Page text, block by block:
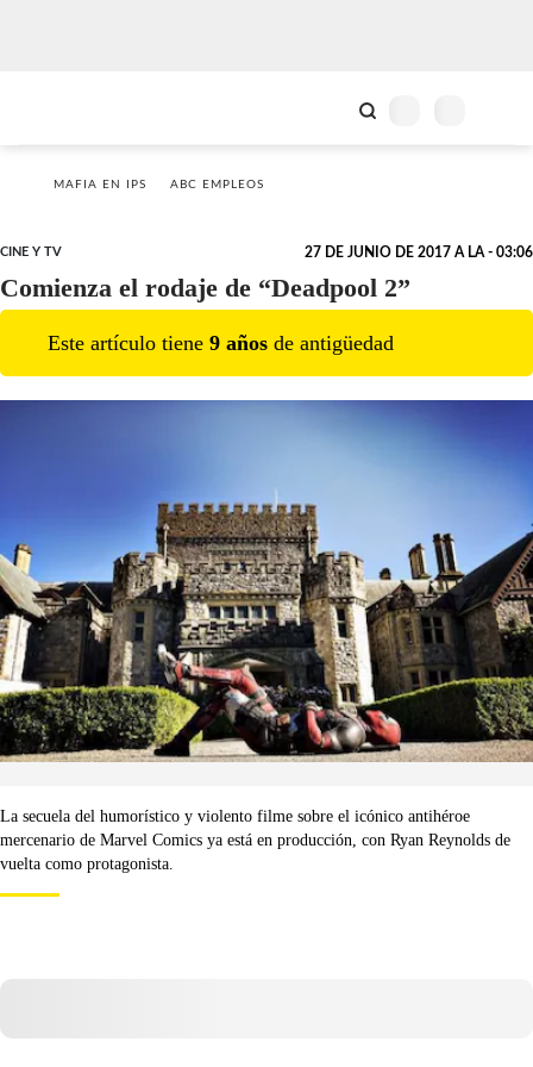
MAFIA EN IPS ABC EMPLEOS
CINE Y TV 27 DE JUNIO DE 2017 A LA - 03:06
Comienza el rodaje de “Deadpool 2”
Este artículo tiene 9 años de antigüedad
La secuela del humorístico y violento filme sobre el icónico antihéroe
mercenario de Marvel Comics ya está en producción, con Ryan Reynolds de
vuelta como protagonista.